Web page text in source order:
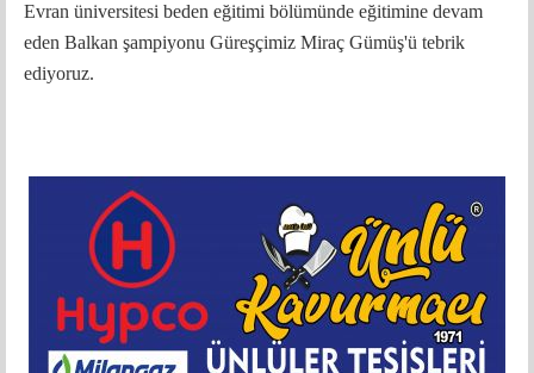
Evran üniversitesi beden eğitimi bölümünde eğitimine devam
eden Balkan şampiyonu Güreşçimiz Miraç Gümüş'ü tebrik
ediyoruz.